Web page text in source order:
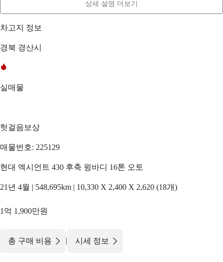
상세 설명 더보기
차고지 정보
경북 경산시
실매물
헛걸음보상
매물번호: 225129
현대 엑시언트 430 후축 윙바디 16톤 오토
21년 4월 | 548,695km | 10,330 X 2,400 X 2,620 (18개)
1억 1,900만원
총 구매 비용 | 시세 정보